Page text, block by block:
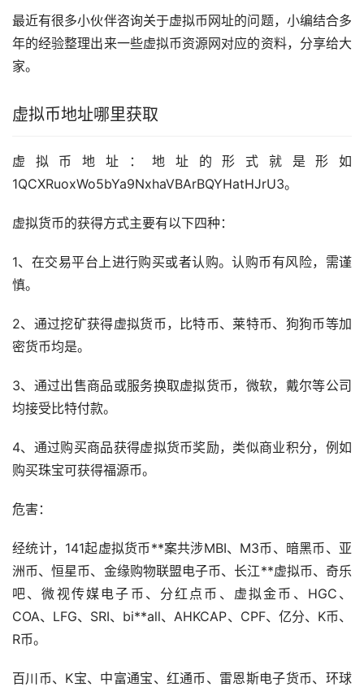
最近有很多小伙伴咨询关于虚拟币网址的问题，小编结合多
年的经验整理出来一些虚拟币资源网对应的资料，分享给大
家。
虚拟币地址哪里获取
虚拟币地址：地址的形式就是形如
1QCXRuoxWo5bYa9NxhaVBArBQYHatHJrU3。
虚拟货币的获得方式主要有以下四种：
1、在交易平台上进行购买或者认购。认购币有风险，需谨
慎。
2、通过挖矿获得虚拟货币， 比特币、莱特币、 狗狗币等加
密货币均是。
3、通过出售商品或服务换取虚拟货币，微软，戴尔等公司
均接受比特付款。
4、通过购买商品获得虚拟货币奖励，类似商业积分，例如
购买珠宝可获得福源币。
危害：
经统计，141起虚拟货币**案共涉MBI、M3币、暗黑币、亚
洲币、恒星币、金缘购物联盟电子币、长江**虚拟币、奇乐
吧、微视传媒电子币、分红点币、虚拟金币、HGC、
COA、LFG、SRI、bi**all、AHKCAP、CPF、亿分、K币、
R币。
百川币、K宝、中富通宝、红通币、雷恩斯电子货币、环球